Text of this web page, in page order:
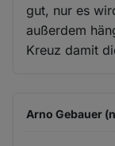
gut, nur es
außerdem
Kreuz damit
Arno Gebauer